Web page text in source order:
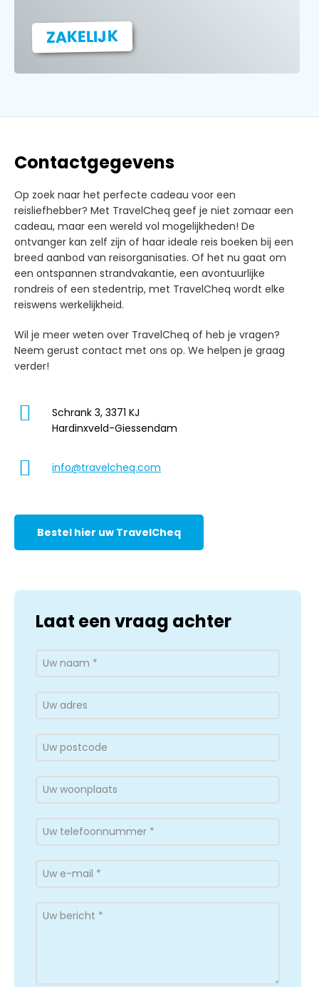
ZAKELIJK
Contactgegevens
Op zoek naar het perfecte cadeau voor een
reisliefhebber? Met TravelCheq geef je niet zomaar een
cadeau, maar een wereld vol mogelijkheden! De
ontvanger kan zelf zijn of haar ideale reis boeken bij een
breed aanbod van reisorganisaties. Of het nu gaat om
een ontspannen strandvakantie, een avontuurlijke
rondreis of een stedentrip, met TravelCheq wordt elke
reiswens werkelijkheid.
Wil je meer weten over TravelCheq of heb je vragen?
Neem gerust contact met ons op. We helpen je graag
verder!
Schrank 3, 3371 KJ
Hardinxveld-Giessendam
info@travelcheq.com
Bestel hier uw TravelCheq
Laat een vraag achter